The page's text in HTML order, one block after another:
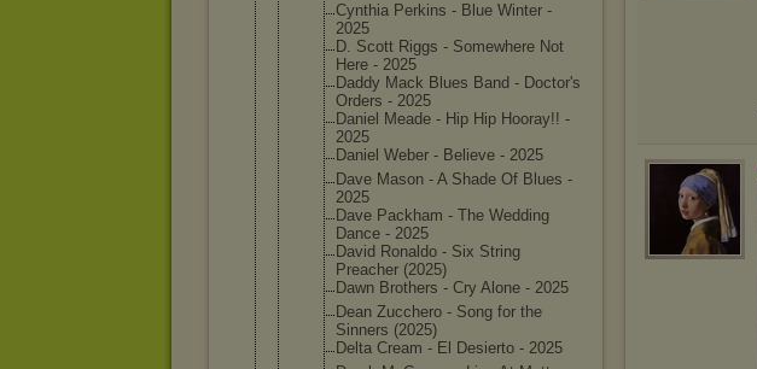
Cynthia Perkins - Blue Winter -
2025
D. Scott Riggs - Somewhere Not
Here - 2025
Daddy Mack Blues Band - Doctor's
Orders - 2025
Daniel Meade - Hip Hip Hooray!! -
2025
Daniel Weber - Believe - 2025
Dave Mason - A Shade Of Blues -
2025
Dave Packham - The Wedding
Dance - 2025
David Ronaldo - Six String
Preacher (2025)
Dawn Brothers - Cry Alone - 2025
Dean Zucchero - Song for the
Sinners (2025)
Delta Cream - El Desierto - 2025